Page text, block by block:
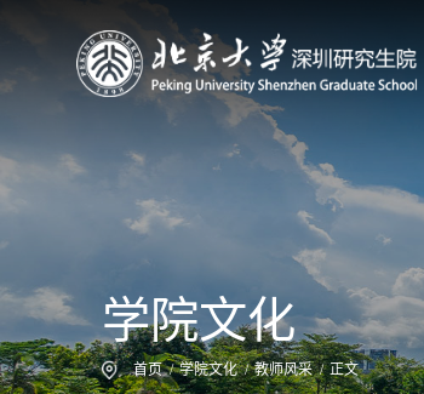
学院文化
首页 / 学院文化 / 教师风采 /正文